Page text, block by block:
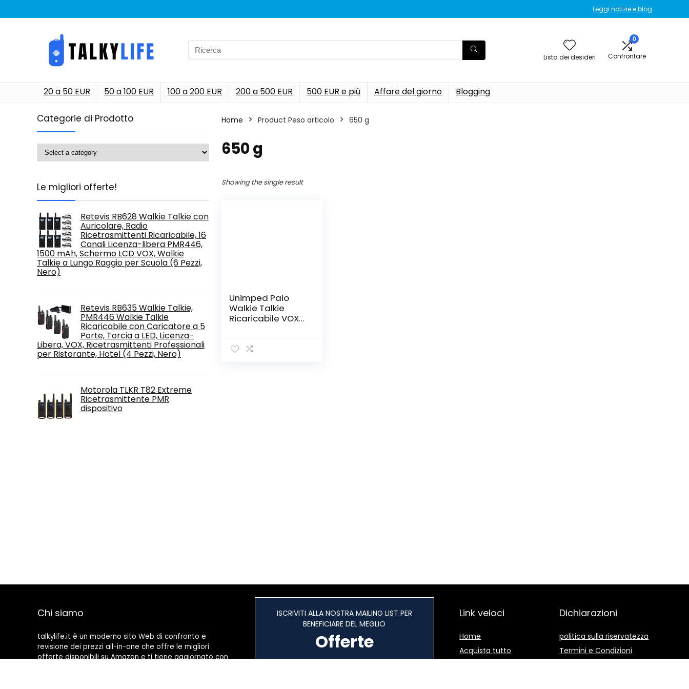
Leggi notizie e blog
Search
for:
Lista dei desideri
0
Confrontare
20 a 50 EUR 50 a 100 EUR 100 a 200 EUR 200 a 500 EUR 500 EUR e più Affare del giorno Blogging
Categorie di Prodotto
Le migliori offerte!
Retevis RB628 Walkie Talkie con
Auricolare, Radio
Ricetrasmittenti Ricaricabile, 16
Canali Licenza-libera PMR446,
1500 mAh, Schermo LCD VOX, Walkie
Talkie a Lungo Raggio per Scuola (6 Pezzi,
Nero)
Retevis RB635 Walkie Talkie,
PMR446 Walkie Talkie
Ricaricabile con Caricatore a 5
Porte, Torcia a LED, Licenza-
Libera, VOX, Ricetrasmittenti Professionali
per Ristorante, Hotel (4 Pezzi, Nero)
Motorola TLKR T82 Extreme
Ricetrasmittente PMR
dispositivo
Home Product Peso articolo ‎650 g
‎650 g
Showing the single result
Unimped Paio
Walkie Talkie
Ricaricabile VOX
Frequenza Civile
Chi siamo
talkylife.it è un moderno sito Web di confronto e
revisione dei prezzi all-in-one che offre le migliori
offerte disponibili su Amazon e ti tiene aggiornato con
ISCRIVITI ALLA NOSTRA MAILING LIST PER
BENEFICIARE DEL MEGLIO
Offerte
Link veloci
Home
Acquista tutto
Dichiarazioni
politica sulla riservatezza
Termini e Condizioni